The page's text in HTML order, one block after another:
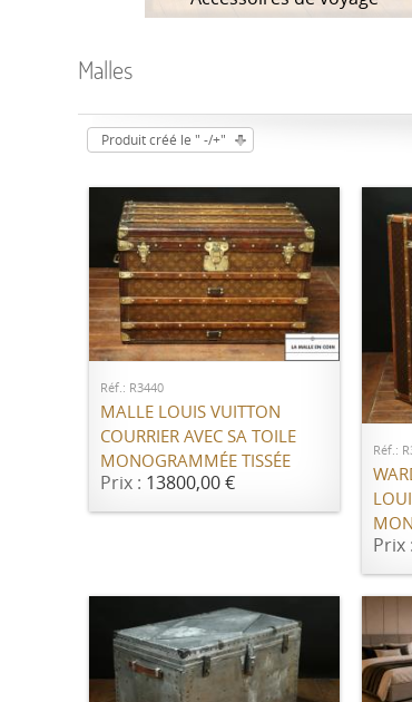
Malles
Produit créé le " -/+"
AJOUTER AU PANIER
Réf.: R3440
MALLE LOUIS VUITTON
COURRIER AVEC SA TOILE
MONOGRAMMÉE TISSÉE
Prix : 13800,00 €
Réf.:
Prix :